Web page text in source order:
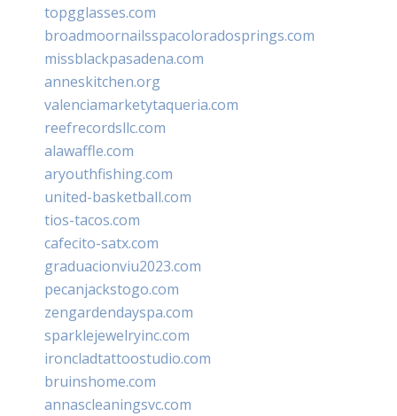
topgglasses.com
broadmoornailsspacoloradosprings.com
missblackpasadena.com
anneskitchen.org
valenciamarketytaqueria.com
reefrecordsllc.com
alawaffle.com
aryouthfishing.com
united-basketball.com
tios-tacos.com
cafecito-satx.com
graduacionviu2023.com
pecanjackstogo.com
zengardendayspa.com
sparklejewelryinc.com
ironcladtattoostudio.com
bruinshome.com
annascleaningsvc.com